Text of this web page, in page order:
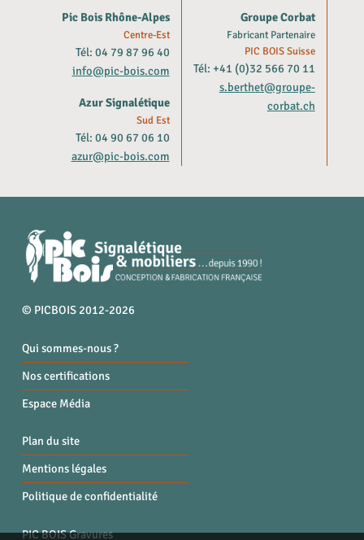
Pic Bois Rhône-Alpes
Centre-Est
Tél: 04 79 87 96 40
info@pic-bois.com
Azur Signalétique
Sud Est
Tél: 04 90 67 06 10
azur@pic-bois.com
Groupe Corbat
Fabricant Partenaire
PIC BOIS Suisse
Tél: +41 (0)32 566 70 11
s.berthet@groupe-
corbat.ch
© PICBOIS 2012-2026
Qui sommes-nous ?
Nos certifications
Espace Média
Plan du site
Mentions légales
Politique de confidentialité
PIC BOIS Gravures